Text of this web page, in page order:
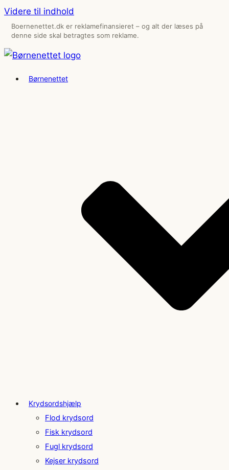
Videre til indhold
Boernenettet.dk er reklamefinansieret – og alt der læses på
denne side skal betragtes som reklame.
Børnenettet
Krydsordshjælp
Flod krydsord
Fisk krydsord
Fugl krydsord
Kejser krydsord